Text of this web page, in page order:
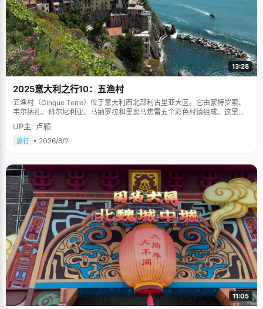
13:28
2025意大利之行10：五渔村
五渔村（Cinque Terre）位于意大利西北部利古里亚大区。它由蒙特罗索、
韦尔纳扎、科尔尼利亚、马纳罗拉和里奥马焦雷五个彩色村镇组成。这里依
山傍海，房屋色彩斑斓，1997年被列为世界文化遗产。
UP主: 卢颖
旅行 • 2026/8/2
11:05